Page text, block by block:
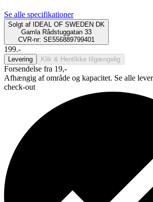
Se alle specifikationer
Solgt af
IDEAL OF SWEDEN DK
Gamla Rådstuggatan 33
CVR-nr: SE556889799401
199.-
Levering Klik & Hent Ikke tilgængelig
Forsendelse fra 19,-
Afhængig af område og kapacitet. Se alle
check-out